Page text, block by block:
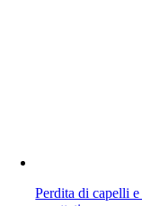
Perdita di capelli e